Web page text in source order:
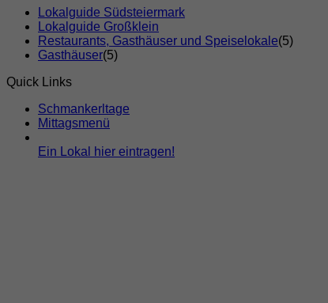
Lokalguide Südsteiermark
Lokalguide Großklein
Restaurants, Gasthäuser und Speiselokale(5)
Gasthäuser(5)
Quick Links
Schmankerltage
Mittagsmenü
Ein Lokal hier eintragen!